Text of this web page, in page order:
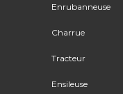
Enrubanneuse
Charrue
Tracteur
Ensileuse